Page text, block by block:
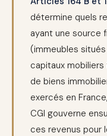
détermine quels
ayant une source
(immeubles
capitaux
de biens
exercés en
CGI gouverne
ces revenus pour